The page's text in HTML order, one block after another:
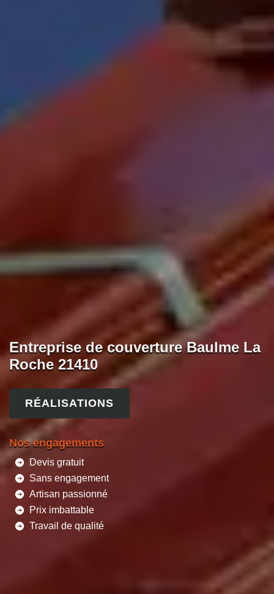
Entreprise de couverture Baulme La
Roche 21410
RÉALISATIONS
Nos engagements
Devis gratuit
Sans engagement
Artisan passionné
Prix imbattable
Travail de qualité